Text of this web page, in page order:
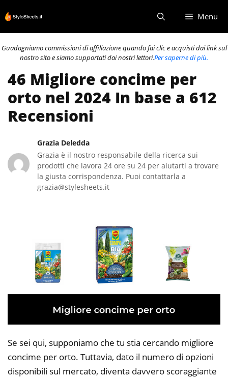
al
contenuto
Menu
Guadagniamo commissioni di affiliazione quando fai clic e acquisti dai link sul
nostro sito e siamo supportati dai nostri lettori.Per saperne di più.
46 Migliore concime per
orto nel 2024 In base a 612
Recensioni
Grazia Deledda
Grazia è il nostro responsabile della ricerca sui
prodotti che lavora 24 ore su 24 per aiutarti a trovare
la giusta corrispondenza. Puoi contattarla a
grazia@stylesheets.it
Se sei qui, supponiamo che tu stia cercando migliore
concime per orto. Tuttavia, dato il numero di opzioni
disponibili sul mercato, diventa davvero scoraggiante